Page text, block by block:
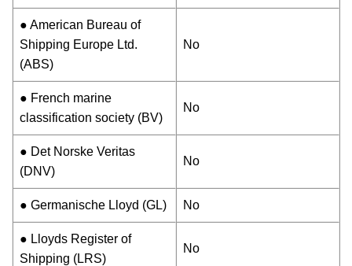
● American Bureau of
Shipping Europe Ltd.
(ABS)
No
● French marine
classification society (BV)
No
● Det Norske Veritas
(DNV)
No
● Germanische Lloyd (GL) No
● Lloyds Register of
Shipping (LRS)
No